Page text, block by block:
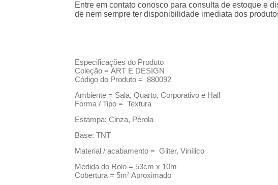
Entre em contato conosco para consulta de estoque e
de nem sempre ter disponibilidade imediata dos
Especificações do Produto
Coleção = ART E DESIGN
Código do Produto = 880092
Ambiente = Sala, Quarto, Corporativo e Hall
Forma / Tipo = Textura
Estampa: Cinza, Pérola
Base: TNT
Material / acabamento = Gliter, Vinílico
Medida do Rolo = 53cm x 10m
Cobertura = 5m² Aproximado